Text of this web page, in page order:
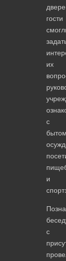
гости
их
с
и
с